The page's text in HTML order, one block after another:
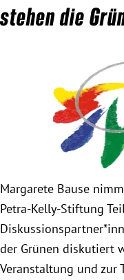
Menschenrechte
Bundestag 2017-
Obfrau im
humanitäre Hilfe
Mein
Ämter, Funktionen
stehen die
Margarete Bause
Petra-Kelly-Stiftung
der Grünen diskutiert
Veranstaltung und zur